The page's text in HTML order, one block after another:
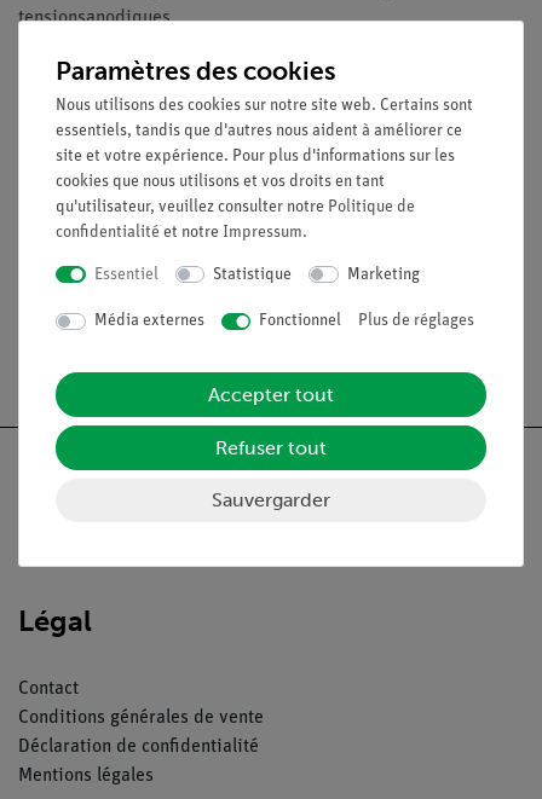
tensionsanodiques.
3. Déterminer la distance interréticulaireentre le rayon des
anneauxde diffraction et la longueurd'onde.
Contenu de livraison
Légal
Contact
Conditions générales de vente
Déclaration de confidentialité
Mentions légales
Paramètres des cookies
Nous utilisons des cookies sur notre site web. Certains sont
essentiels, tandis que d'autres nous aident à améliorer ce
site et votre expérience. Pour plus d'informations sur les
cookies que nous utilisons et vos droits en tant
qu'utilisateur, veuillez consulter notre Politique de
confidentialité et notre Impressum.
Essentiel Statistique Marketing
Média externes Fonctionnel Plus de réglages
Accepter tout
Refuser tout
Sauvergarder